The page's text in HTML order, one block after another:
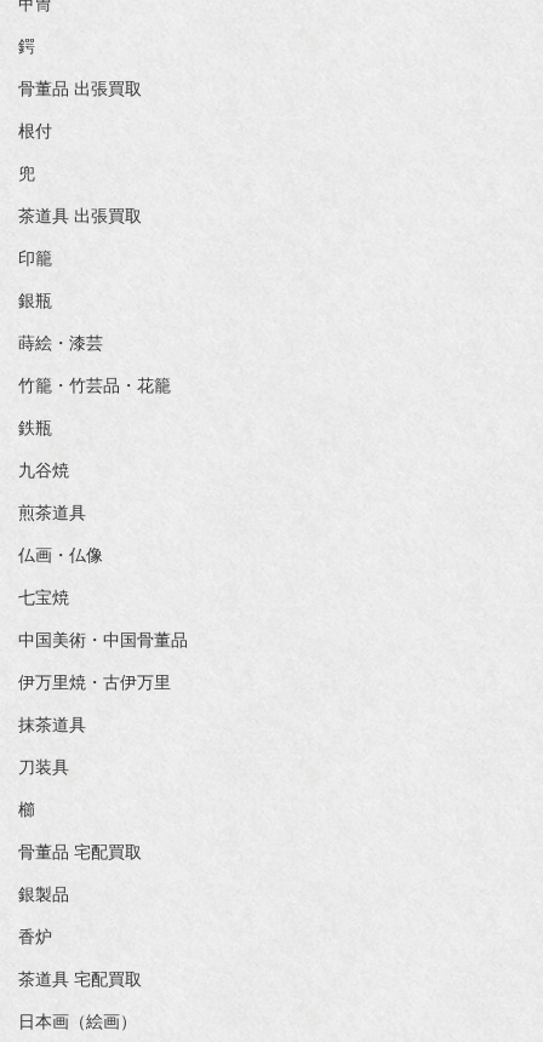
甲冑
鍔
骨董品 出張買取
根付
兜
茶道具 出張買取
印籠
銀瓶
蒔絵・漆芸
竹籠・竹芸品・花籠
鉄瓶
九谷焼
煎茶道具
仏画・仏像
七宝焼
中国美術・中国骨董品
伊万里焼・古伊万里
抹茶道具
刀装具
櫛
骨董品 宅配買取
銀製品
香炉
茶道具 宅配買取
日本画（絵画）